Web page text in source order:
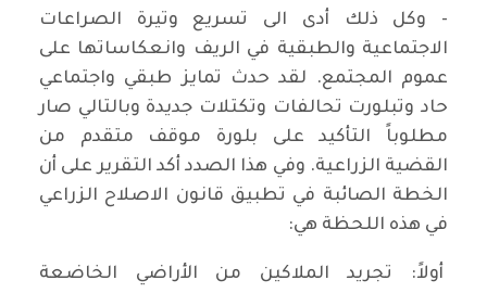
- وكل ذلك أدى الى تسريع وتيرة الصراعات
الاجتماعية والطبقية في الريف وانعكاساتها على
عموم المجتمع. لقد حدث تمايز طبقي واجتماعي
حاد وتبلورت تحالفات وتكتلات جديدة وبالتالي صار
مطلوباً التأكيد على بلورة موقف متقدم من
القضية الزراعية. وفي هذا الصدد أكد التقرير على أن
الخطة الصائبة في تطبيق قانون الاصلاح الزراعي
في هذه اللحظة هي:
أولاً: تجريد الملاكين من الأراضي الخاضعة